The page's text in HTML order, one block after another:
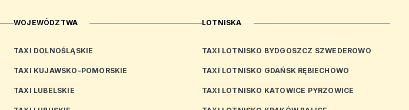
WOJEWÓDZTWA
TAXI DOLNOŚLĄSKIE
TAXI KUJAWSKO-POMORSKIE
TAXI LUBELSKIE
LOTNISKA
TAXI LOTNISKO BYDGOSZCZ SZWEDEROWO
TAXI LOTNISKO GDAŃSK RĘBIECHOWO
TAXI LOTNISKO KATOWICE PYRZOWICE